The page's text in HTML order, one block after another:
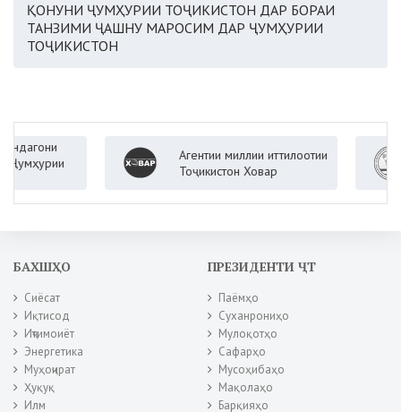
ҚОНУНИ ҶУМҲУРИИ ТОҶИКИСТОН ДАР БОРАИ
ТАНЗИМИ ҶАШНУ МАРОСИМ ДАР ҶУМҲУРИИ
ТОҶИКИСТОН
Агентии миллии иттилоотии
Тоҷикистон Ховар
БАХШҲО
Сиёсат
Иқтисод
Иҷтимоиёт
Энергетика
Муҳоҷират
Ҳуқуқ
Илм
ПРЕЗИДЕНТИ ҶТ
Паёмҳо
Суханрониҳо
Мулоқотҳо
Сафарҳо
Мусоҳибаҳо
Мақолаҳо
Барқияҳо